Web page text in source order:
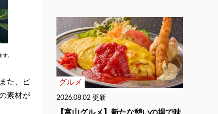
。
た、ピ
素材が
グルメ
2026.08.02 更新